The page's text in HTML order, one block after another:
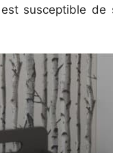
susceptible